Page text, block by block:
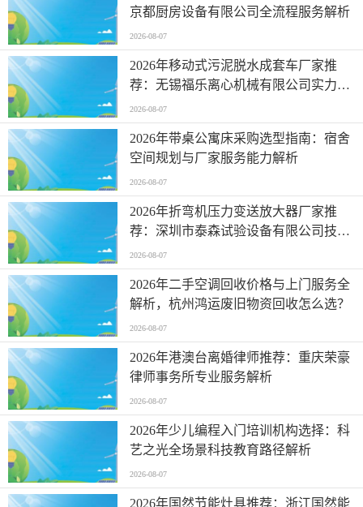
京都厨房设备有限公司全流程服务解析
2026-08-07
2026年移动式污泥脱水成套车厂家推
荐：无锡福乐离心机械有限公司实力解
析
2026-08-07
2026年带桌公寓床采购选型指南：宿舍
空间规划与厂家服务能力解析
2026-08-07
2026年折弯机压力变送放大器厂家推
荐：深圳市泰森试验设备有限公司技术
解析
2026-08-07
2026年二手空调回收价格与上门服务全
解析，杭州鸿运废旧物资回收怎么选？
2026-08-07
2026年港澳台离婚律师推荐：重庆荣豪
律师事务所专业服务解析
2026-08-07
2026年少儿编程入门培训机构选择：科
艺之光全场景科技教育路径解析
2026-08-07
2026年国然节能灶具推荐：浙江国然能